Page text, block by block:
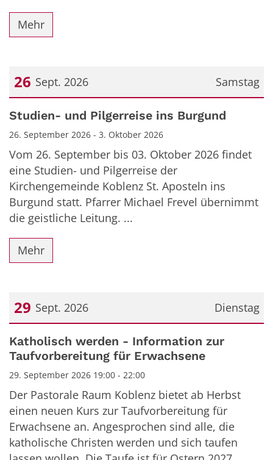
Mehr
Samstag
26 Sept. 2026
Datum: 26. September 2026
Studien- und Pilgerreise ins Burgund
26. September 2026 - 3. Oktober 2026
Vom 26. September bis 03. Oktober 2026 findet
eine Studien- und Pilgerreise der
Kirchengemeinde Koblenz St. Aposteln ins
Burgund statt. Pfarrer Michael Frevel übernimmt
die geistliche Leitung. ...
Mehr
Dienstag
29 Sept. 2026
Datum: 29. September 2026
Katholisch werden - Information zur
Taufvorbereitung für Erwachsene
29. September 2026 19:00 - 22:00
Der Pastorale Raum Koblenz bietet ab Herbst
einen neuen Kurs zur Taufvorbereitung für
Erwachsene an. Angesprochen sind alle, die
katholische Christen werden und sich taufen